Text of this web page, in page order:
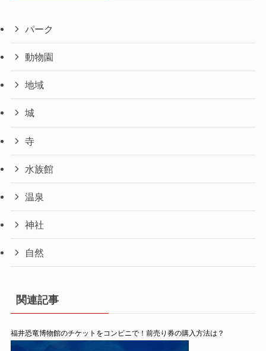
パーク
動物園
地域
城
寺
水族館
温泉
神社
自然
関連記事
福井恐竜博物館のチケットをコンビニで！前売り券の購入方法は？